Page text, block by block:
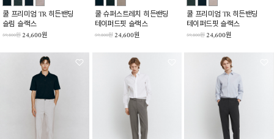
쿨 프리미엄 TR 히든밴딩
슬림 슬랙스
59,800원 24,600원
쿨 슈퍼스트레치 히든밴딩
테이퍼드핏 슬랙스
59,800원 24,600원
쿨 프리미엄 TR 히든밴딩
테이퍼드핏 슬랙스
59,800원 24,600원